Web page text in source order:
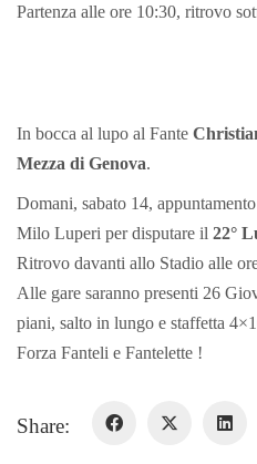
Partenza alle ore 10:30, ritrovo
In bocca al lupo al Fante
Mezza di Genova.
Domani, sabato 14,
Milo Luperi per disputare il 22°
Ritrovo davanti allo Stadio alle
Alle gare saranno presenti 26
piani, salto in lungo e staffetta
Forza Fanteli e Fantelette !
Share: